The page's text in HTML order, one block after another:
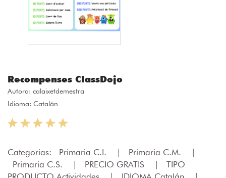
Recompenses ClassDojo
Autora: calaixetdemestra
Idioma: Catalán
Categorias: Primaria C.I. Primaria C.M.
Primaria C.S.
PRECIO GRATIS
TIPO